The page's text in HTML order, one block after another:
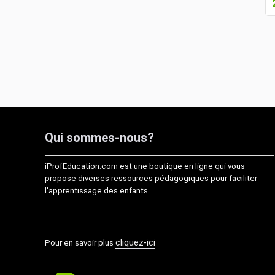
Qui sommes-nous?
iProfEducation.com est une boutique en ligne qui vous
propose diverses ressources pédagogiques pour faciliter
l'apprentissage des enfants.
Pour en savoir plus cliquez-ici